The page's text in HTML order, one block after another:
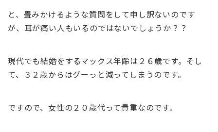
と、畳みかけるような質問をして申し訳ないのです
が、耳が痛い人もいるのではないでしょうか？？
現代でも結婚をするマックス年齢は２６歳です。そし
て、３２歳からはグーっと減ってしまうのです。
ですので、女性の２０歳代って貴重なのです。